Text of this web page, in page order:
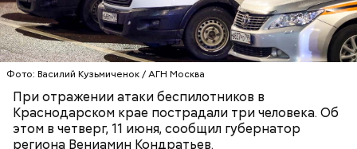
Фото: Василий Кузьмиченок / АГН Москва
При отражении атаки беспилотников в
Краснодарском крае пострадали три человека. Об
этом в четверг, 11 июня, сообщил губернатор
региона Вениамин Кондратьев.
Блогеру грозило до семи лет лишения свободы.
Play
Video